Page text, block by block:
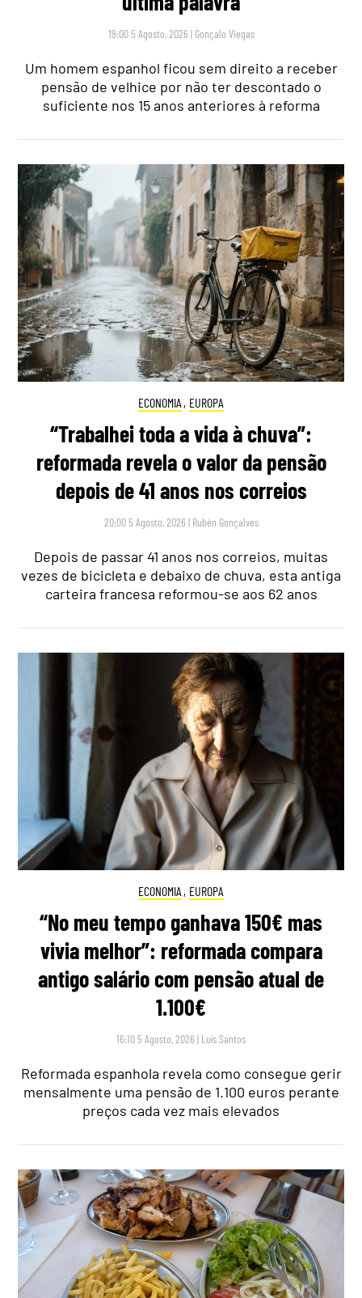
19:00 5 Agosto, 2026 | Gonçalo Viegas
Um homem espanhol ficou sem direito a receber
pensão de velhice por não ter descontado o
suficiente nos 15 anos anteriores à reforma
ECONOMIA , EUROPA
“Trabalhei toda a vida à chuva”:
reformada revela o valor da pensão
depois de 41 anos nos correios
20:00 5 Agosto, 2026 | Rubén Gonçalves
Depois de passar 41 anos nos correios, muitas
vezes de bicicleta e debaixo de chuva, esta antiga
carteira francesa reformou-se aos 62 anos
ECONOMIA , EUROPA
“No meu tempo ganhava 150€ mas
vivia melhor”: reformada compara
antigo salário com pensão atual de
1.100€
16:10 5 Agosto, 2026 | Luís Santos
Reformada espanhola revela como consegue gerir
mensalmente uma pensão de 1.100 euros perante
preços cada vez mais elevados